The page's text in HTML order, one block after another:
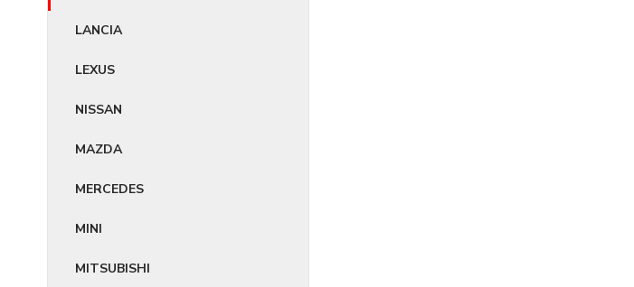
LANCIA
LEXUS
NISSAN
MAZDA
MERCEDES
MINI
MITSUBISHI